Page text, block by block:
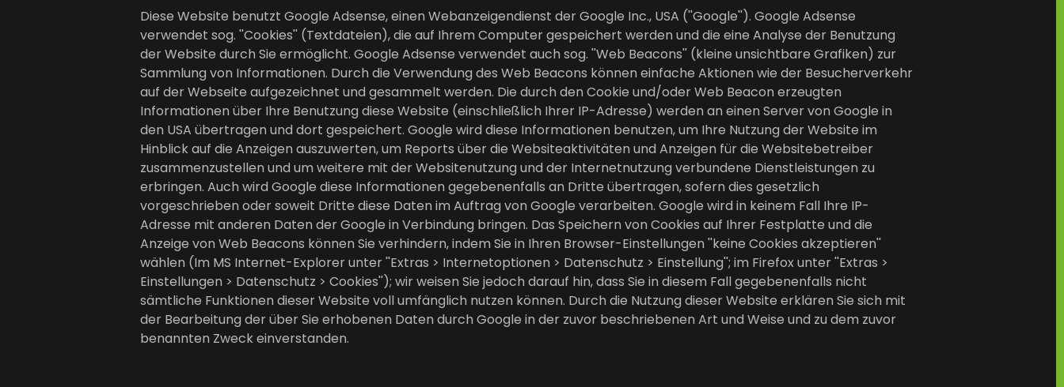
Diese Website benutzt Google Adsense, einen Webanzeigendienst der Google Inc., USA (''Google''). Google Adsense
verwendet sog. ''Cookies'' (Textdateien), die auf Ihrem Computer gespeichert werden und die eine Analyse der Benutzung
der Website durch Sie ermöglicht. Google Adsense verwendet auch sog. ''Web Beacons'' (kleine unsichtbare Grafiken) zur
Sammlung von Informationen. Durch die Verwendung des Web Beacons können einfache Aktionen wie der Besucherverkehr
auf der Webseite aufgezeichnet und gesammelt werden. Die durch den Cookie und/oder Web Beacon erzeugten
Informationen über Ihre Benutzung diese Website (einschließlich Ihrer IP-Adresse) werden an einen Server von Google in
den USA übertragen und dort gespeichert. Google wird diese Informationen benutzen, um Ihre Nutzung der Website im
Hinblick auf die Anzeigen auszuwerten, um Reports über die Websiteaktivitäten und Anzeigen für die Websitebetreiber
zusammenzustellen und um weitere mit der Websitenutzung und der Internetnutzung verbundene Dienstleistungen zu
erbringen. Auch wird Google diese Informationen gegebenenfalls an Dritte übertragen, sofern dies gesetzlich
vorgeschrieben oder soweit Dritte diese Daten im Auftrag von Google verarbeiten. Google wird in keinem Fall Ihre IP-
Adresse mit anderen Daten der Google in Verbindung bringen. Das Speichern von Cookies auf Ihrer Festplatte und die
Anzeige von Web Beacons können Sie verhindern, indem Sie in Ihren Browser-Einstellungen ''keine Cookies akzeptieren''
wählen (Im MS Internet-Explorer unter ''Extras > Internetoptionen > Datenschutz > Einstellung''; im Firefox unter ''Extras >
Einstellungen > Datenschutz > Cookies''); wir weisen Sie jedoch darauf hin, dass Sie in diesem Fall gegebenenfalls nicht
sämtliche Funktionen dieser Website voll umfänglich nutzen können. Durch die Nutzung dieser Website erklären Sie sich mit
der Bearbeitung der über Sie erhobenen Daten durch Google in der zuvor beschriebenen Art und Weise und zu dem zuvor
benannten Zweck einverstanden.